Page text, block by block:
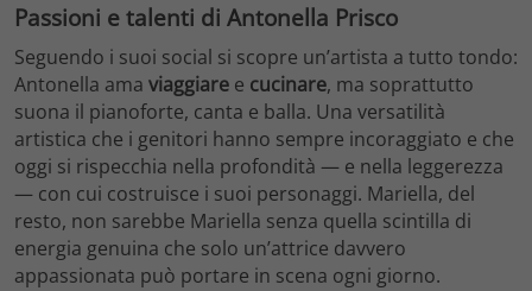
Passioni e talenti di Antonella Prisco
Seguendo i suoi social si scopre un’artista a tutto tondo:
Antonella ama viaggiare e cucinare, ma soprattutto
suona il pianoforte, canta e balla. Una versatilità
artistica che i genitori hanno sempre incoraggiato e che
oggi si rispecchia nella profondità — e nella leggerezza
— con cui costruisce i suoi personaggi. Mariella, del
resto, non sarebbe Mariella senza quella scintilla di
energia genuina che solo un’attrice davvero
appassionata può portare in scena ogni giorno.